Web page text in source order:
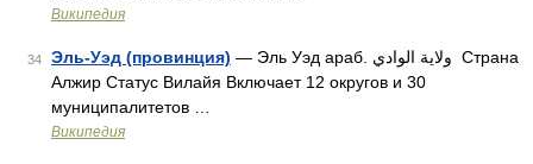
Википедия
34 Эль-Уэд (провинция) — Эль Уэд араб. ولاية الوادي ‎‎ Страна
Алжир Статус Вилайя Включает 12 округов и 30
муниципалитетов …
Википедия